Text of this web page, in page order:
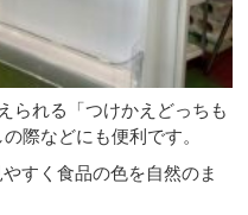
られる「つけかえどっちも
際などにも便利です。
すく食品の色を自然のま